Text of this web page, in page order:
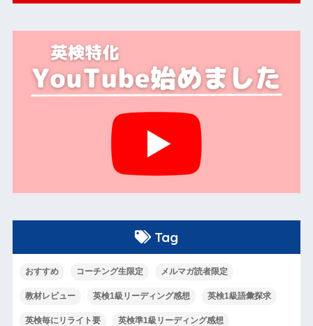
Tag
おすすめ コーチング生限定 メルマガ読者限定
教材レビュー 英検1級リーディング感想 英検1級語彙探求
英検毎にリライト要 英検準1級リーディング感想